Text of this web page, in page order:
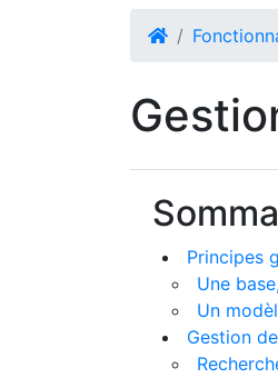
Principes
Une
Un
Gestion